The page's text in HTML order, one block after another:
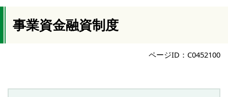
事業資金融資制度
ページID：C0452100